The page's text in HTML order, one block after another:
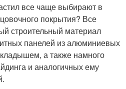
все чаще выбирают в
покрытия? Все
строительный материал
панелей из алюминиевых
а также намного
и аналогичных ему